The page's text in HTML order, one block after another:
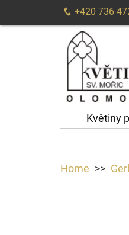
+420 736
Květiny
Home